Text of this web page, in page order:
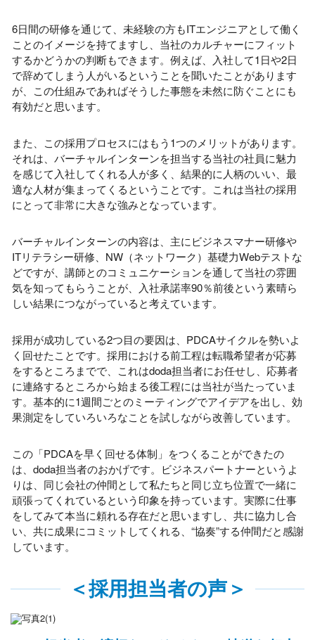
6日間の研修を通じて、未経験の方もITエンジニアとして働く
ことのイメージを持てますし、当社のカルチャーにフィット
するかどうかの判断もできます。例えば、入社して1日や2日
で辞めてしまう人がいるということを聞いたことがあります
が、この仕組みであればそうした事態を未然に防ぐことにも
有効だと思います。
また、この採用プロセスにはもう 1つのメリットがあります。
それは、バーチャルインターンを担当する当社の社員に魅力
を感じて入社してくれる人が多く、結果的に人柄のいい、最
適な人材が集まってくるということです。これは当社の採用
にとって非常に大きな強みとなっています。
バーチャルインターンの内容は、主にビジネスマナー研修や
ITリテラシー研修、 NW （ネットワーク）基礎力Webテストな
どですが、講師とのコミュニケーションを通して当社の雰囲
気を知ってもらうことが、入社承諾率90％前後という素晴ら
しい結果につながっていると考えています。
採用が成功している2つ目の要因は、 PDCAサイクルを勢いよ
く回せたことです。採用における前工程は転職希望者が応募
をするところまでで、これはdoda担当者にお任せし、応募者
に連絡するところから始まる後工程には当社が当たっていま
す。基本的に1週間ごとのミーティングでアイデアを出し、効
果測定をしていろいろなことを試しながら改善しています。
この「PDCAを早く回せる体制」をつくることができたの
は、 doda担当者のおかげです。ビジネスパートナーというよ
りは、同じ会社の仲間として私たちと同じ立ち位置で一緒に
頑張ってくれているという印象を持っています。実際に仕事
をしてみて本当に頼れる存在だと思いますし、共に協力し合
い、共に成果にコミットしてくれる、“協奏”する仲間だと感謝
しています。
＜採用担当者の声＞